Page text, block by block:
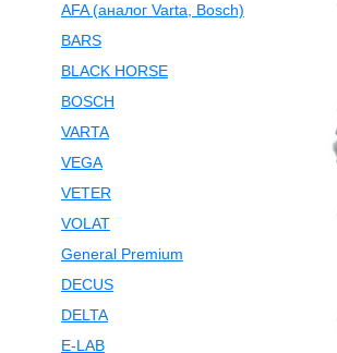
AFA (аналог Varta, Bosch)
BARS
BLACK HORSE
BOSCH
VARTA
VEGA
VETER
VOLAT
General Premium
DECUS
DELTA
E-LAB